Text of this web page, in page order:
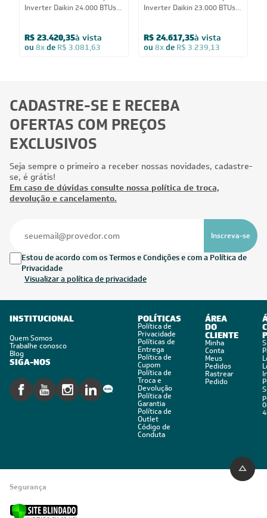
Inverter Daikin 24.000 BTUs
R$ 23.420,35à vista
ou 8xde R$ 3.081,63
Inverter Daikin 23.000 BTUs
18.000) Quente/Frio 220V
R$ 24.617,35à vista
ou 8xde R$ 3.239,13
CADASTRE-SE E RECEBA
OFERTAS COM PREÇOS
EXCLUSIVOS
Seja sempre o primeiro a receber nossas novidades, cadastre-
se, é grátis!
Em caso de dúvidas consulte nossa política de troca,
devolução e cancelamento.
Inscreva-se
Estou de acordo com os Termos e Condições e com a Política de
Privacidade
Visualizar a política de privacidade
INSTITUCIONAL
Quem Somos
Trabalhe conosco
Blog
SIGA-NOS
POLÍTICAS
Política de
Privacidade
Políticas de
Entrega
Política de
Cupom
Política de
Troca e
Devolução
Política de
Garantia
Política de
Outlet
Código de
Conduta
ÁREA
DO
CLIENTE
Minha
Conta
Meus
Pedidos
Rastrear
Pedido
Segurança